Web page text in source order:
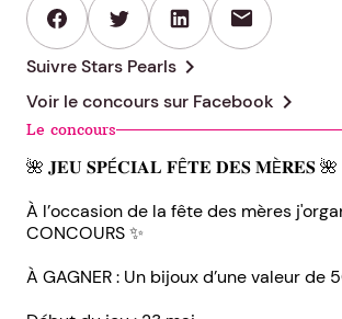
mail
Suivre Stars Pearls chevron_right
Voir le concours sur Facebook chevron_right
Le concours
🌺 𝐉𝐄𝐔 𝐒𝐏É𝐂𝐈𝐀𝐋 𝐅Ê𝐓𝐄 𝐃𝐄𝐒 𝐌È𝐑𝐄𝐒 🌺
À l’occasion de la fête des mères
CONCOURS ✨️
À GAGNER : Un bijoux d’une valeur de